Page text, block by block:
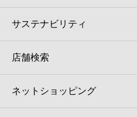
サステナビリティ
店舗検索
ネットショッピング